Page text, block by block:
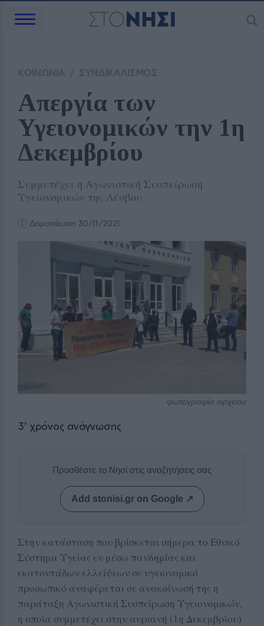
Απεργία των
Υγειονομικών την 1η
Δεκεμβρίου
Συμμετέχει η Αγωνιστική Συσπείρωση
Υγειονομικών της Λέσβου
Δημοσίευση 30/11/2021
φωτογραφία αρχείου
3' χρόνος ανάγνωσης
Προσθέστε το Νησί στις αναζητήσεις σας
Add stonisi.gr on Google ↗
Στην κατάσταση που βρίσκεται σήμερα το Εθνικό
Σύστημα Υγείας εν μέσω πανδημίας και
εκατοντάδων ελλείψεων σε υγειονομικό
προσωπικό αναφέρεται σε ανακοίνωσή της η
παράταξη Αγωνιστική Συσπείρωση Υγειονομικών,
η οποία συμμετέχει στην αυριανή (1η Δεκεμβρίου)